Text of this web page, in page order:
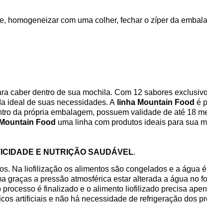
homogeneizar com uma colher, fechar o zíper da
caber dentro de sua mochila. Com 12 sabores
ideal de suas necessidades. A linha Mountain Food é
da própria embalagem, possuem validade de até 18
Mountain Food uma linha com produtos ideais para sua
E NUTRIÇÃO SAUDÁVEL.
Na liofilização os alimentos são congelados e a água
a pressão atmosférica estar alterada a água no
é finalizado e o alimento liofilizado precisa
artificiais e não há necessidade de refrigeração dos